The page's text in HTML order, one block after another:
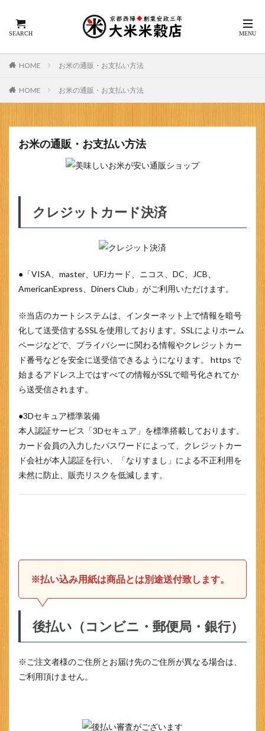
HOME お米の通販・お支払い方法
HOME お米の通販・お支払い方法
お米の通販・お支払い方法
クレジットカード決済
●「VISA、master、UFJカード、ニコス、DC、JCB、
AmericanExpress、Diners Club」がご利用いただけます。
※当店のカートシステムは、インターネット上で情報を暗号
化して送受信するSSLを使用しております。SSLによりホーム
ページなどで、プライバシーに関わる情報やクレジットカー
ド番号などを安全に送受信できるようになります。 https で
始まるアドレス上ではすべての情報がSSLで暗号化されてか
ら送受信されます。
●3Dセキュア標準装備
本人認証サービス「3Dセキュア」を標準搭載しております。
カード会員の入力したパスワードによって、クレジットカー
ド会社が本人認証を行い、「なりすまし」による不正利用を
未然に防止、販売リスクを低減します。
※払い込み用紙は商品とは別途送付致します。
後払い（コンビニ・郵便局・銀行）
※ご注文者様のご住所とお届け先のご住所が異なる場合は、
ご利用頂けません。